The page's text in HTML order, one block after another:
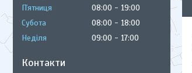
Пʼятниця
08:00
19:00
Субота
08:00
18:00
Неділя
09:00 17:00
Контакти